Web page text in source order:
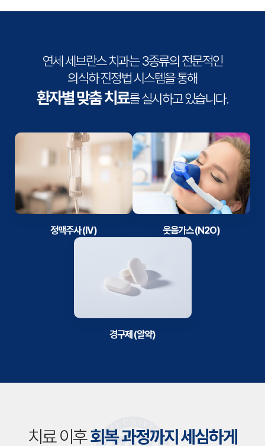
연세 세브란스 치과는 3종류의 전문적인
의식하 진정법 시스템을 통해
환자별 맞춤 치료를 실시하고 있습니다.
정맥주사 (IV) 웃음가스 (N2O)
경구제 (알약)
치료 이후회복 과정까지 세심하게